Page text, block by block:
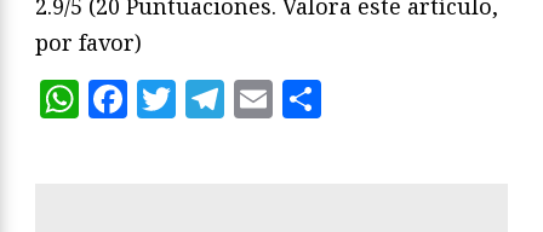
por favor)
WhatsApp
Facebook
Twitter
Telegram
Email